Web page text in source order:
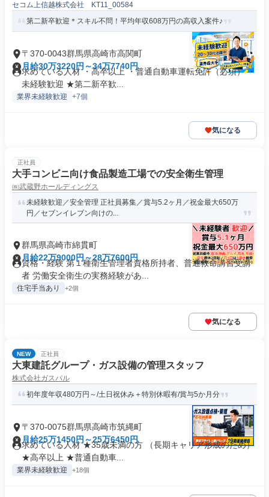
セコム上信越株式会社 KT11_00584
第二新卒歓迎＊スキル不問！平均年収608万円の高収入案件♪
〒370-0043群馬県高崎市高関町
月給30万3220円～34万7740円
求めている人材 ・高卒以上 ・普通自動車運転免許（必須） ・
未経験歓迎 ★第二新卒歓...
業界未経験歓迎 +7個
気になる
正社員
大手コンビニ向け食品製造工場での安全衛生管理
㈱武蔵野ホールディングス
未経験歓迎／安全管理 正社員募集／賞与5.2ヶ月／祝金最大650万
円／セブンイレブン向けの...
群馬県高崎市綿貫町
月給22万9000円～28万7600円
資格・経験 第１種衛生管理者資格所持者、普通救命講習受講
者 労働安全衛生の実務経験があ...
住宅手当あり +2個
気になる
NEW 正社員
大東建託グループ・ガス設備の管理スタッフ
株式会社ガスパル
初年度年収480万円～/土日祝休み＋特別休暇有/賞与5か月分
〒370-0075群馬県高崎市筑縄町
月給25万1450円～25万6450円
求めている人材 ★35歳未満の方 （長期キャリア形成のため）
★高卒以上 ★普通自動車...
業界未経験歓迎 +18個